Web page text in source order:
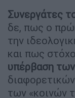
Συνεργάτες
δε, πως ο
την
και πως
υπέρβαση
των «κοινών